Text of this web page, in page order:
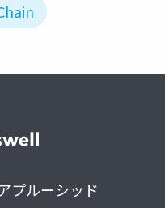
プルーシッド